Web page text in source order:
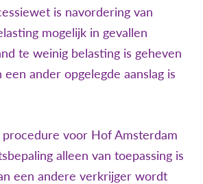
is navordering van
mogelijk in gevallen
te weinig belasting is geheven
ander opgelegde aanslag is
voor Hof Amsterdam
alleen van toepassing is
een andere verkrijger wordt